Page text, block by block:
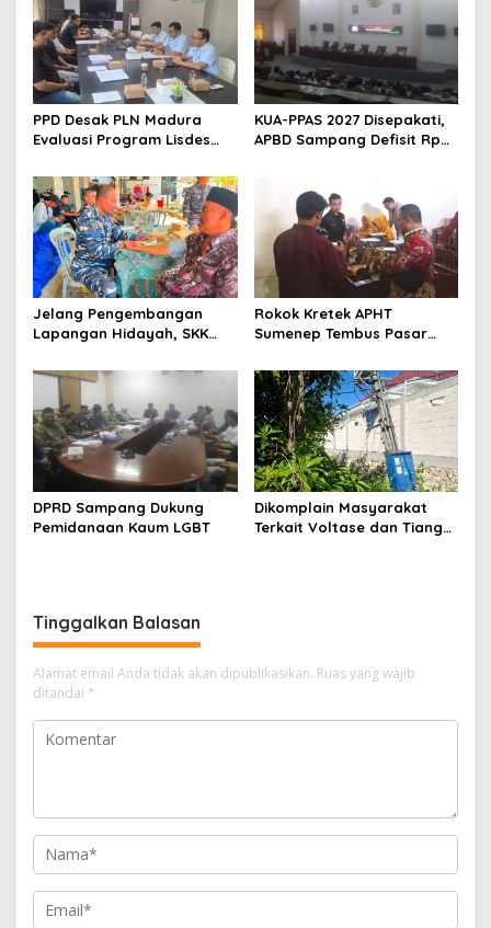
PPD Desak PLN Madura
Evaluasi Program Lisdes
KUA-PPAS 2027 Disepakati,
APBD Sampang Defisit Rp
Jelang Pengembangan
Lapangan Hidayah, SKK
Perkuat Sinergi dengan
Nelayan Sampang
Rokok Kretek APHT
Sumenep Tembus Pasar
DPRD Sampang Dukung
Pemidanaan Kaum LGBT
Dikomplain Masyarakat
Terkait Voltase dan Tiang
Tinggalkan Balasan
Alamat email Anda tidak akan dipublikasikan. Ruas yang wajib
ditandai *